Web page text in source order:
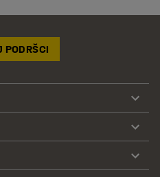
PODRŠCI